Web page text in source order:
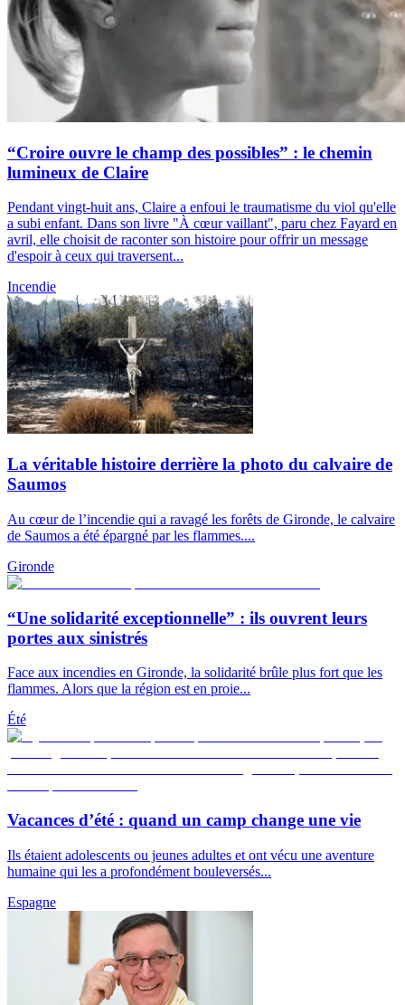
“Croire ouvre le champ des possibles” : le chemin
lumineux de Claire
Pendant vingt-huit ans, Claire a enfoui le traumatisme du viol qu'elle
a subi enfant. Dans son livre "À cœur vaillant", paru chez Fayard en
avril, elle choisit de raconter son histoire pour offrir un message
d'espoir à ceux qui traversent...
Incendie
La véritable histoire derrière la photo du calvaire de
Saumos
Au cœur de l’incendie qui a ravagé les forêts de Gironde, le calvaire
de Saumos a été épargné par les flammes....
Gironde
“Une solidarité exceptionnelle” : ils ouvrent leurs
portes aux sinistrés
Face aux incendies en Gironde, la solidarité brûle plus fort que les
flammes. Alors que la région est en proie...
Été
Vacances d’été : quand un camp change une vie
Ils étaient adolescents ou jeunes adultes et ont vécu une aventure
humaine qui les a profondément bouleversés...
Espagne